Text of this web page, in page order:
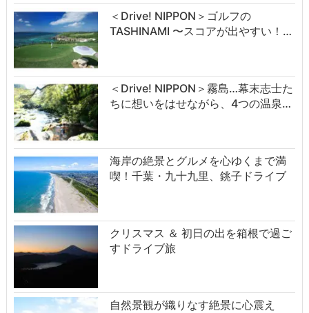
＜Drive! NIPPON＞ゴルフの
TASHINAMI 〜スコアが出やすい！…
＜Drive! NIPPON＞霧島…幕末志士た
ちに想いをはせながら、4つの温泉…
海岸の絶景とグルメを心ゆくまで満
喫！千葉・九十九里、銚子ドライブ
クリスマス ＆ 初日の出を箱根で過ご
すドライブ旅
自然景観が織りなす絶景に心震え